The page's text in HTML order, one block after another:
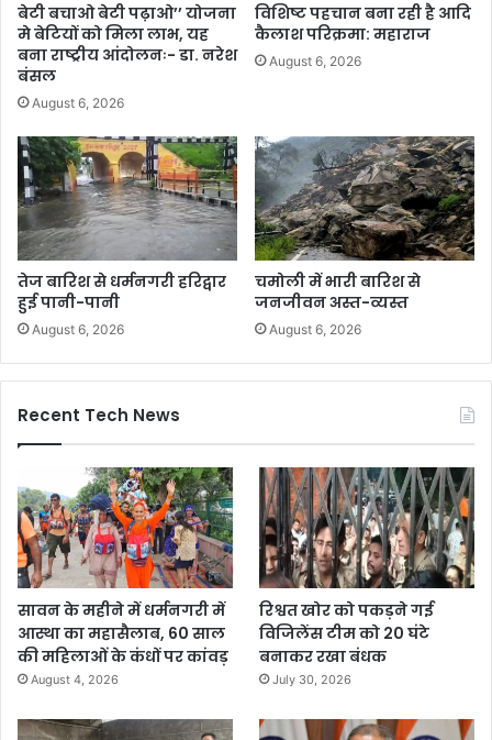
बेटी बचाओ बेटी पढ़ाओ’’ योजना
मे बेटियों को मिला लाभ, यह
बना राष्ट्रीय आंदोलनः- डा. नरेश
बंसल
August 6, 2026
विशिष्ट पहचान बना रही है आदि
कैलाश परिक्रमा: महाराज
August 6, 2026
तेज बारिश से धर्मनगरी हरिद्वार
हुई पानी-पानी
August 6, 2026
चमोली में भारी बारिश से
जनजीवन अस्त-व्यस्त
August 6, 2026
Recent Tech News
सावन के महीने में धर्मनगरी में
आस्था का महासैलाब, 60 साल
की महिलाओं के कंधों पर कांवड़
August 4, 2026
रिश्वत खोर को पकड़ने गई
विजिलेंस टीम को 20 घंटे
बनाकर रखा बंधक
July 30, 2026